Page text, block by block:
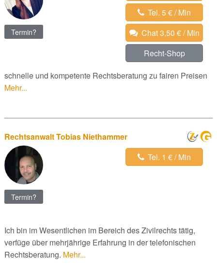
Termin?
Tel. 5 € / Min
Chat 3,50 € / Min
Recht-Shop
schnelle und kompetente Rechtsberatung zu fairen Preisen
Mehr...
Rechtsanwalt Tobias Niethammer
Termin?
Tel. 1 € / Min
Ich bin im Wesentlichen im Bereich des Zivilrechts tätig,
verfüge über mehrjährige Erfahrung in der telefonischen
Rechtsberatung. Mehr...